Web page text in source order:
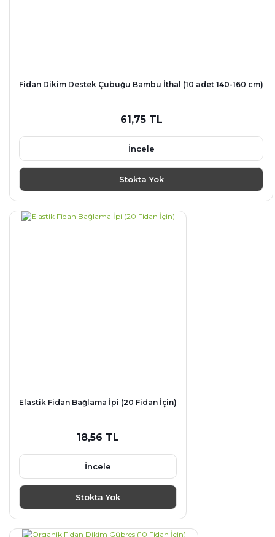
Fidan Dikim Destek Çubuğu Bambu İthal (10 adet 140-160 cm)
61,75 TL
İncele
Stokta Yok
Elastik Fidan Bağlama İpi (20 Fidan İçin)
18,56 TL
İncele
Stokta Yok